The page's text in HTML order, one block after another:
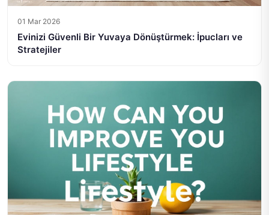
01 Mar 2026
Evinizi Güvenli Bir Yuvaya Dönüştürmek: İpucları ve
Stratejiler